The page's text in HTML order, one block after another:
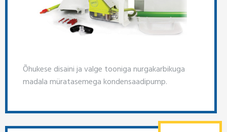
Õhukese disaini ja valge tooniga nurgakarbikuga
madala müratasemega kondensaadipump.